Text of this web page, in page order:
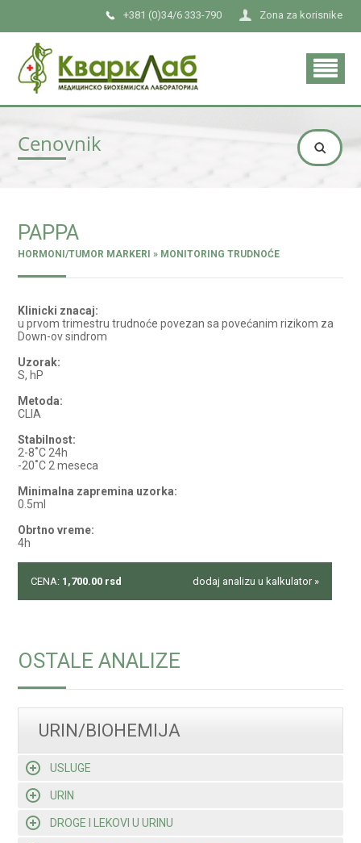
Zona za korisnike
+381 (0)34/6 333-790
Cenovnik
PAPPA
HORMONI/TUMOR MARKERI » MONITORING TRUDNOĆE
Klinicki znacaj:
u prvom trimestru trudnoće povezan sa povećanim rizikom za
Down-ov sindrom
Uzorak:
S, hP
Metoda:
CLIA
Stabilnost:
2-8˚C 24h
-20˚C 2 meseca
Minimalna zapremina uzorka:
0.5ml
Obrtno vreme:
4h
CENA: 1,700.00 rsd dodaj analizu u kalkulator »
OSTALE ANALIZE
URIN/BIOHEMIJA
USLUGE
URIN
DROGE I LEKOVI U URINU